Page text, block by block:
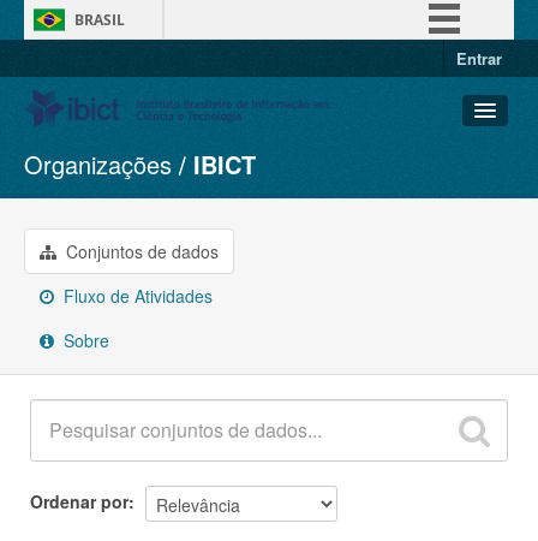
BRASIL
Entrar
Conjuntos de dados
Organizações
Grupos
Sobre
Organizações IBICT
Conjuntos de dados
Fluxo de Atividades
Sobre
Ordenar por